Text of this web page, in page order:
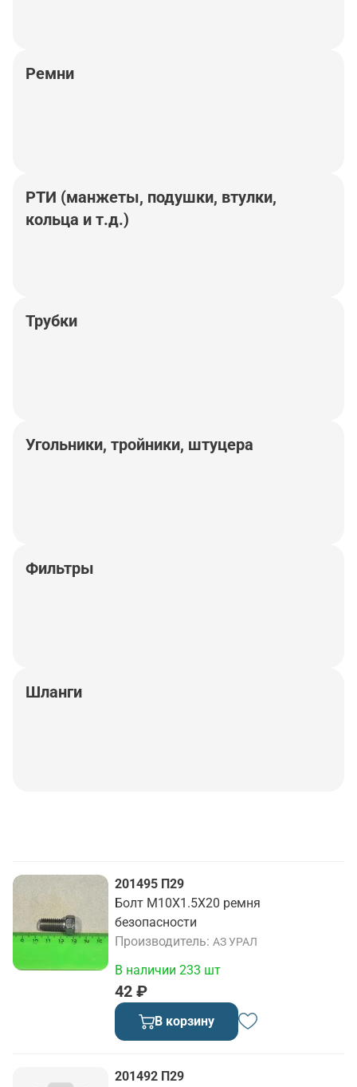
Ремни
РТИ (манжеты, подушки, втулки,
кольца и т.д.)
Трубки
Угольники, тройники, штуцера
Фильтры
Шланги
201495 П29
Болт М10Х1.5Х20 ремня
безопасности
Производитель АЗ УРАЛ
42 ₽
В наличии 233 шт
В корзину
201492 П29